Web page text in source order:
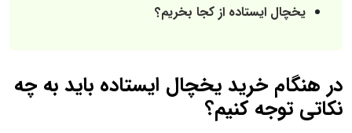
یخچال ایستاده از کجا بخریم؟
در هنگام خرید یخچال ایستاده باید به چه
نکاتی توجه کنیم؟